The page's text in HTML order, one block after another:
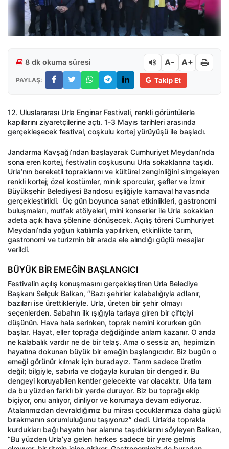
8 dk okuma süresi A- A+
PAYLAŞ: Takip Et
12. Uluslararası Urla Enginar Festivali, renkli görüntülerle
kapılarını ziyaretçilerine açtı. 1-3 Mayıs tarihleri arasında
gerçekleşecek festival, coşkulu kortej yürüyüşü ile başladı.
Jandarma Kavşağı’ndan başlayarak Cumhuriyet Meydanı’nda
sona eren kortej, festivalin coşkusunu Urla sokaklarına taşıdı.
Urla’nın bereketli topraklarını ve kültürel zenginliğini simgeleyen
renkli kortej; özel kostümler, minik sporcular, şefler ve İzmir
Büyükşehir Belediyesi Bandosu eşliğiyle karnaval havasında
gerçekleştirildi. Üç gün boyunca sanat etkinlikleri, gastronomi
buluşmaları, mutfak atölyeleri, mini konserler ile Urla sokakları
adeta açık hava şölenine dönüşecek. Açılış töreni Cumhuriyet
Meydanı’nda yoğun katılımla yapılırken, etkinlikte tarım,
gastronomi ve turizmin bir arada ele alındığı güçlü mesajlar
verildi.
BÜYÜK BİR EMEĞİN BAŞLANGICI
Festivalin açılış konuşmasını gerçekleştiren Urla Belediye
Başkanı Selçuk Balkan, “Bazı şehirler kalabalığıyla adlanır,
bazıları ise ürettikleriyle. Urla, üreten bir şehir olmayı
seçenlerden. Sabahın ilk ışığıyla tarlaya giren bir çiftçiyi
düşünün. Hava hala serinken, toprak nemini korurken gün
başlar. Hayat, eller toprağa değdiğinde anlam kazanır. O anda
ne kalabalık vardır ne de bir telaş. Ama o sessiz an, hepimizin
hayatına dokunan büyük bir emeğin başlangıcıdır. Biz bugün o
emeği görünür kılmak için buradayız. Tarım sadece üretim
değil; bilgiyle, sabırla ve doğayla kurulan bir dengedir. Bu
dengeyi koruyabilen kentler gelecekte var olacaktır. Urla tam
da bu yüzden farklı bir yerde duruyor. Biz bu toprağı ekip
biçiyor, onu anlıyor, dinliyor ve korumaya devam ediyoruz.
Atalarımızdan devraldığımız bu mirası çocuklarımıza daha güçlü
bırakmanın sorumluluğunu taşıyoruz” dedi. Urla’da toprakla
kurdukları bağı hayatın her alanına taşıdıklarını söyleyen Balkan,
“Bu yüzden Urla’ya gelen herkes sadece bir yere gelmiş